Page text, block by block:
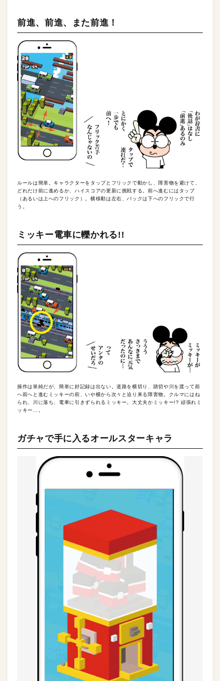
前進、前進、また前進！
ルールは簡単。キャラクターをタップとフリックで動かし、障害物を避けて、
どれだけ前に進めるか、ハイスコアの更新に挑戦する。前へ進むにはタップ
（あるいは上へのフリック）。横移動は左右、バックは下へのフリックで行
う。
ミッキー電車に轢かれる!!
操作は単純だが、簡単に好記録は出ない。道路を横切り、踏切や川を渡って前
へ前へと進むミッキーの前、いや横から次々と迫り来る障害物。クルマにはね
られ、川に落ち、電車に引きずられるミッキー。大丈夫かミッキー!? 頑張れミ
ッキー…。
ガチャで手に入るオールスターキャラ